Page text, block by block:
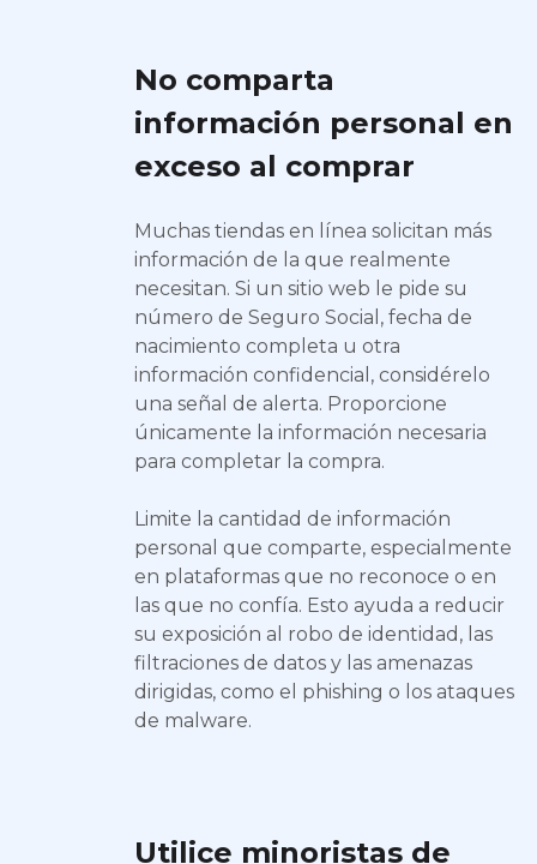
No comparta
información personal en
exceso al comprar
Muchas tiendas en línea solicitan más
información de la que realmente
necesitan. Si un sitio web le pide su
número de Seguro Social, fecha de
nacimiento completa u otra
información confidencial, considérelo
una señal de alerta. Proporcione
únicamente la información necesaria
para completar la compra.
Limite la cantidad de información
personal que comparte, especialmente
en plataformas que no reconoce o en
las que no confía. Esto ayuda a reducir
su exposición al robo de identidad, las
filtraciones de datos y las amenazas
dirigidas, como el phishing o los ataques
de malware.
Utilice minoristas de